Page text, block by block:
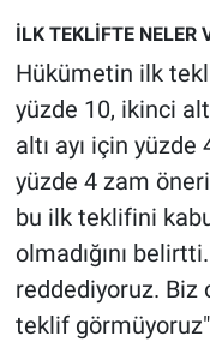
İLK TEKLİFTE NELER
Hükümetin ilk
yüzde 10, ikinci
altı ayı için yüzde
yüzde 4 zam
bu ilk teklifini
olmadığını
reddediyoruz. Biz
teklif